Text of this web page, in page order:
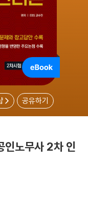
공유하기
노무사 2차 인